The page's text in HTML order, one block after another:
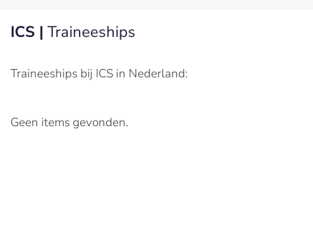
ICS | Traineeships
Traineeships bij ICS in Nederland:
Geen items gevonden.